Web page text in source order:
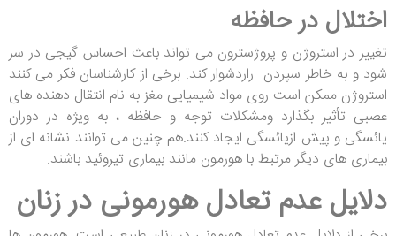
اختلال در حافظه
تغییر در استروژن و پروژسترون می تواند باعث احساس گیجی در سر
شود و به خاطر سپردن راردشوار کند. برخی از کارشناسان فکر می کنند
استروژن ممکن است روی مواد شیمیایی مغز به نام انتقال دهنده های
عصبی تأثیر بگذارد ومشکلات توجه و حافظه ، به ویژه در دوران
یائسگی و پیش ازیائسگی ایجاد کنند.هم چنین می توانند نشانه ای از
بیماری های دیگر مرتبط با هورمون مانند بیماری تیروئید باشند.
دلایل عدم تعادل هورمونی در زنان